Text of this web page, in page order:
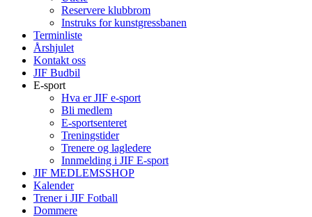
Reservere klubbrom
Instruks for kunstgressbanen
Terminliste
Årshjulet
Kontakt oss
JIF Budbil
E-sport
Hva er JIF e-sport
Bli medlem
E-sportsenteret
Treningstider
Trenere og lagledere
Innmelding i JIF E-sport
JIF MEDLEMSSHOP
Kalender
Trener i JIF Fotball
Dommere